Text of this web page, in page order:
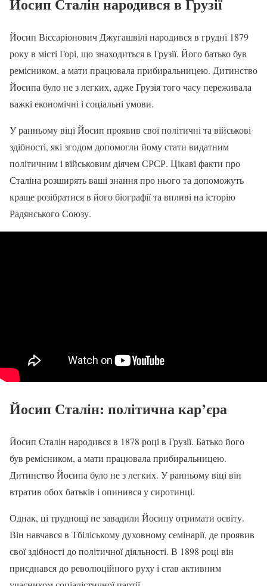
Йосип Віссаріонович Джугашвілі народився в грудні 1879
року в місті Горі, що знаходиться в Грузії. Його батько був
ремісником, а мати працювала прибиральницею. Дитинство
Йосипа було не з легких, адже Грузія того часу переживала
важкі економічні і соціальні умови.
У ранньому віці Йосип проявив свої політичні та військові
здібності, які згодом допомогли йому стати видатним
політичним і військовим діячем СРСР. Цікаві факти про
Сталіна розширять ваші знання про нього та допоможуть
краще розібратися в його біографії та впливі на історію
Радянського Союзу.
Йосип Сталін: політична кар’єра
Йосип Сталін народився в 1878 році в Грузії. Батько його
був ремісником, а мати працювала прибиральницею.
Дитинство Йосипа було не з легких. У ранньому віці він
втратив обох батьків і опинився у сиротинці.
Однак, ці труднощі не завадили Йосипу отримати освіту.
Він навчався в Тбіліському духовному семінарії, де проявив
свої здібності до політичної діяльності. В 1898 році він
приєднався до революційного руху і став активним